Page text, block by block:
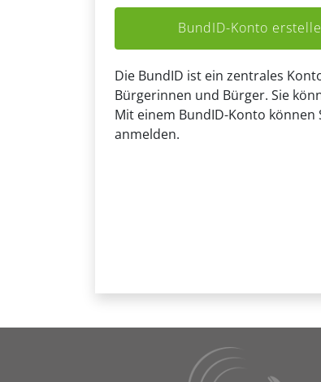
BundID-Konto
Die BundID ist ein zentrales
Bürgerinnen und Bürger. Sie
Mit einem BundID-Konto können
anmelden.